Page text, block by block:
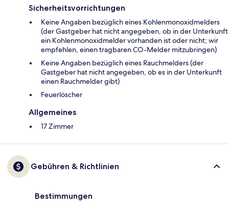
Sicherheitsvorrichtungen
Keine Angaben bezüglich eines Kohlenmonoxidmelders
(der Gastgeber hat nicht angegeben, ob in der Unterkunft
ein Kohlenmonoxidmelder vorhanden ist oder nicht; wir
empfehlen, einen tragbaren CO-Melder mitzubringen)
Keine Angaben bezüglich eines Rauchmelders (der
Gastgeber hat nicht angegeben, ob es in der Unterkunft
einen Rauchmelder gibt)
Feuerlöscher
Allgemeines
17 Zimmer
Gebühren & Richtlinien
Bestimmungen